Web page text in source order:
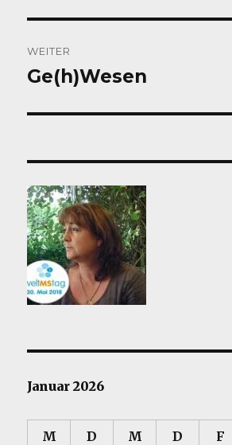
WEITER
Nächster
Ge(h)Wesen
Januar 2026
M D M D F